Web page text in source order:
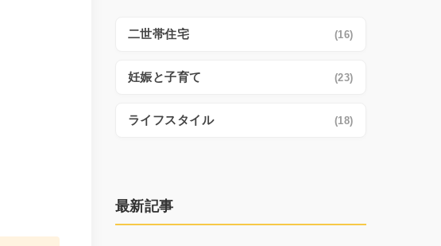
二世帯住宅 (16)
妊娠と子育て (23)
ライフスタイル (18)
最新記事